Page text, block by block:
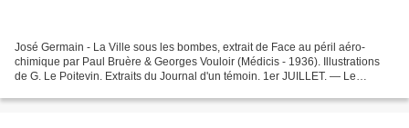
José Germain - La Ville sous les bombes, extrait de Face au péril aéro-
chimique par Paul Bruère & Georges Vouloir (Médicis - 1936). Illustrations
de G. Le Poitevin. Extraits du Journal d'un témoin. 1er JUILLET. — Le